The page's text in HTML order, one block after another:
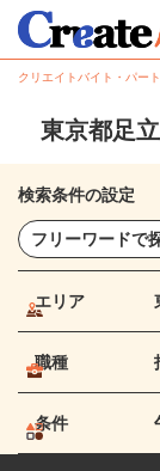
クリエイトバイト・パー
東京都足
検索条件の設定
エリア
職種
条件